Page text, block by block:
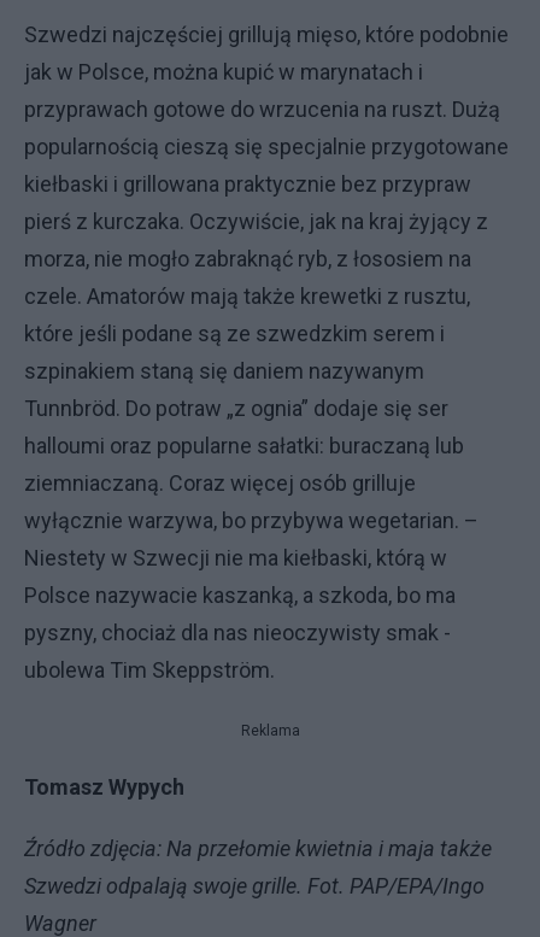
Szwedzi najczęściej grillują mięso, które podobnie
jak w Polsce, można kupić w marynatach i
przyprawach gotowe do wrzucenia na ruszt. Dużą
popularnością cieszą się specjalnie przygotowane
kiełbaski i grillowana praktycznie bez przypraw
pierś z kurczaka. Oczywiście, jak na kraj żyjący z
morza, nie mogło zabraknąć ryb, z łososiem na
czele. Amatorów mają także krewetki z rusztu,
które jeśli podane są ze szwedzkim serem i
szpinakiem staną się daniem nazywanym
Tunnbröd. Do potraw „z ognia” dodaje się ser
halloumi oraz popularne sałatki: buraczaną lub
ziemniaczaną. Coraz więcej osób grilluje
wyłącznie warzywa, bo przybywa wegetarian. –
Niestety w Szwecji nie ma kiełbaski, którą w
Polsce nazywacie kaszanką, a szkoda, bo ma
pyszny, chociaż dla nas nieoczywisty smak -
ubolewa Tim Skeppström.
Reklama
Tomasz Wypych
Źródło zdjęcia: Na przełomie kwietnia i maja także
Szwedzi odpalają swoje grille. Fot. PAP/EPA/Ingo
Wagner